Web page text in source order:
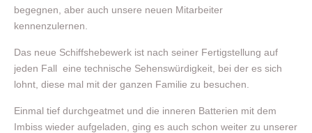
begegnen, aber auch unsere neuen Mitarbeiter
kennenzulernen.
Das neue Schiffshebewerk ist nach seiner Fertigstellung auf
jeden Fall eine technische Sehenswürdigkeit, bei der es sich
lohnt, diese mal mit der ganzen Familie zu besuchen.
Einmal tief durchgeatmet und die inneren Batterien mit dem
Imbiss wieder aufgeladen, ging es auch schon weiter zu unserer